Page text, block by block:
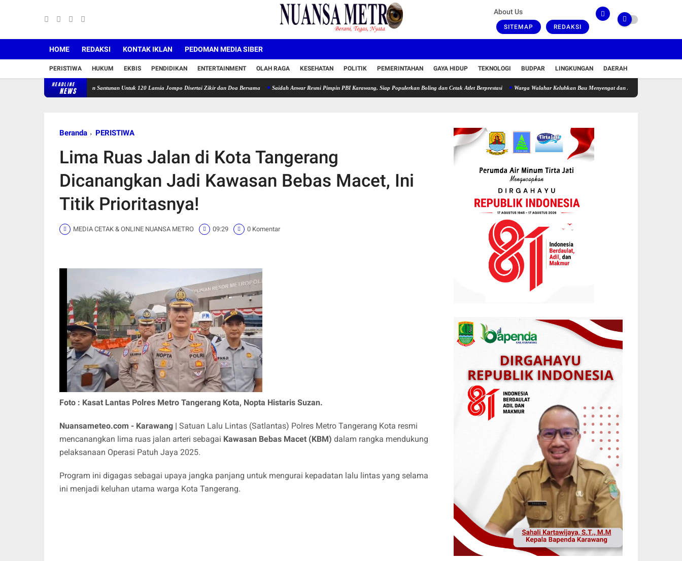
About Us
SITEMAP REDAKSI
HOME REDAKSI KONTAK IKLAN PEDOMAN MEDIA SIBER
PERISTIWA HUKUM EKBIS PENDIDIKAN ENTERTAINMENT OLAH RAGA KESEHATAN POLITIK PEMERINTAHAN GAYA HIDUP TEKNOLOGI BUDPAR LINGKUNGAN DAERAH
HEADLINE
NEWS
Bunda Neng Salurkan Santunan Untuk 120 Lansia Jompo Disertai Zikir dan Doa Bersama Saidah Anwar Resmi Pimpin PBI Karawang, Siap Populerkan Boling dan Cetak Atlet Berprestasi Warga Walahar Keluhkan Bau Menyengat dan Air Keruh, PT Calbee Wings
Beranda PERISTIWA
Lima Ruas Jalan di Kota Tangerang
Dicanangkan Jadi Kawasan Bebas Macet, Ini
Titik Prioritasnya!
MEDIA CETAK & ONLINE NUANSA METRO 09:29 0 Komentar
Foto : Kasat Lantas Polres Metro Tangerang Kota, Nopta Histaris Suzan.
Nuansameteo.com - Karawang | Satuan Lalu Lintas (Satlantas) Polres Metro Tangerang Kota resmi
mencanangkan lima ruas jalan arteri sebagai Kawasan Bebas Macet (KBM) dalam rangka mendukung
pelaksanaan Operasi Patuh Jaya 2025.
Program ini digagas sebagai upaya jangka panjang untuk mengurai kepadatan lalu lintas yang selama
ini menjadi keluhan utama warga Kota Tangerang.